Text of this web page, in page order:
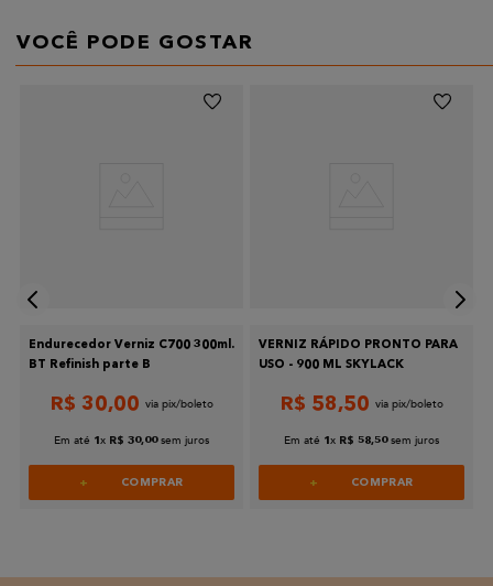
★ ★★★★
Seu nome
Enviar avaliação
VOCÊ PODE GOSTAR
Endurecedor Verniz C700 300ml.
BT Refinish parte B
R$ 30,00
Em até 1 x R$ 30,00 sem juros
COMPRAR
VERNIZ RÁPIDO PRONTO PARA
USO - 900 ML SKYLACK
R$ 58,50
Em até 1 x R$ 58,50 sem juros
COMPRAR